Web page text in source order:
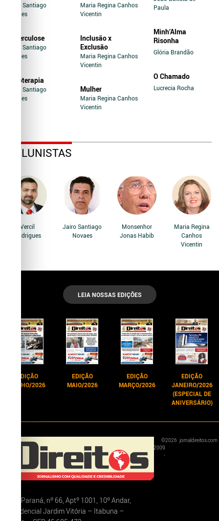
Jairo Santiago
Novaes
Tuberculose
Jairo Santiago
Novaes
Soroterapia
Jairo Santiago
Novaes
Maria Regina Canhos
Vicentin
Inclusão x
Exclusão
Maria Regina Canhos
Vicentin
Mulher
Maria Regina Canhos
Vicentin
Paula
Minh’Alma
Risonha
Glória Brandão
O Chamado
Lucrecia Rocha
COLUNISTAS
Vercil
Rodrigues
Jairo Santiago
Novaes
Monsenhor
Jonas Habib
Maria Regina
Canhos
Vicentin
LEIA NOSSAS EDIÇÕES
EDIÇÃO
JUNHO/2026
EDIÇÃO
MAIO/2026
EDIÇÃO
MARÇO/2026
EDIÇÃO
JANEIRO/2026
(ESPECIAL DE
ANIVERSÁRIO)
Rua Paraná, nº 66, Aptº 1001, 10º Andar,
Residencial Jardim Vitória – Itabuna –
©
2009
-
2026 jornaldireitos.com